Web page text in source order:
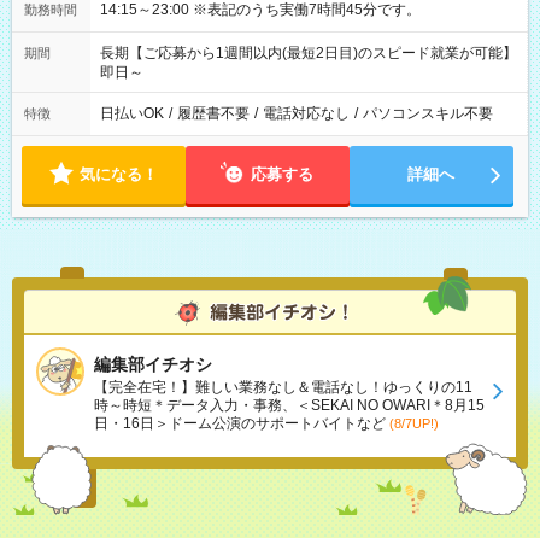
勤務時間 14:15～23:00 ※表記のうち実働7時間45分です。
期間
長期【ご応募から1週間以内(最短2日目)のスピード就業が可能】
即日～
特徴 日払いOK / 履歴書不要 / 電話対応なし / パソコンスキル不要
気になる！ 応募する 詳細へ
編集部イチオシ
【完全在宅！】難しい業務なし＆電話なし！ゆっくりの11
時～時短＊データ入力・事務、＜SEKAI NO OWARI＊8月15
日・16日＞ドーム公演のサポートバイトなど (8/7UP!)